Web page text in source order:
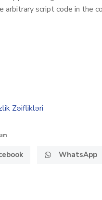
script code in the
Zəiflikləri
WhatsApp